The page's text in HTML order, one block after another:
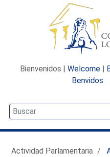
Bienvenidos | Welcome |
Benvidos
Actividad Parlamentaria